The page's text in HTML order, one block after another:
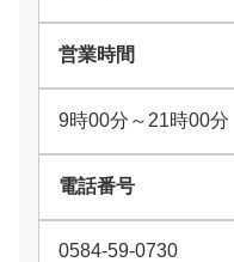
営業時間
9時00分～21時00分
電話番号
0584-59-0730